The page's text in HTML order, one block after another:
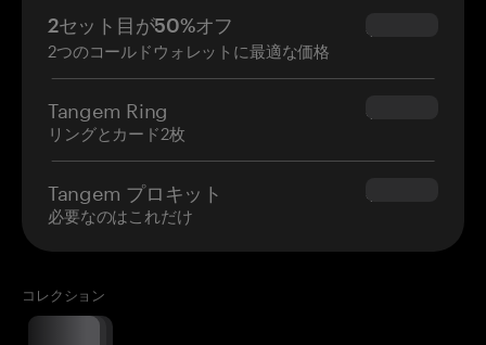
2セット目が50%オフ
2つのコールドウォレットに最適な価格
$34.95
Tangem Ring
リングとカード2枚
$160.00
Tangem プロキット
必要なのはこれだけ
$180.00
コレクション